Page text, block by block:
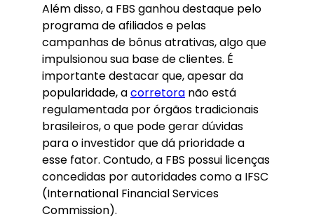
Além disso, a FBS ganhou destaque pelo
programa de afiliados e pelas
campanhas de bônus atrativas, algo que
impulsionou sua base de clientes. É
importante destacar que, apesar da
popularidade, acorretora não está
regulamentada por órgãos tradicionais
brasileiros, o que pode gerar dúvidas
para o investidor que dá prioridade a
esse fator. Contudo, a FBS possui licenças
concedidas por autoridades como a IFSC
(International Financial Services
Commission).